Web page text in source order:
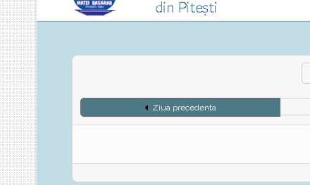
Ziua precedenta